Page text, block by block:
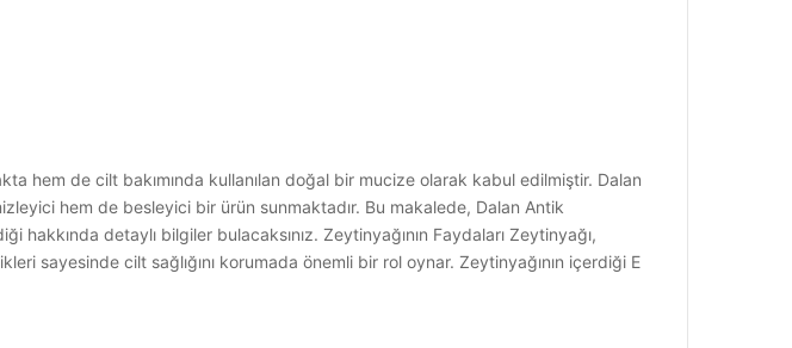
hem de cilt bakımında kullanılan doğal bir mucize olarak kabul edilmiştir. Dalan
hem de besleyici bir ürün sunmaktadır. Bu makalede, Dalan Antik
hakkında detaylı bilgiler bulacaksınız. Zeytinyağının Faydaları Zeytinyağı,
sayesinde cilt sağlığını korumada önemli bir rol oynar. Zeytinyağının içerdiği E